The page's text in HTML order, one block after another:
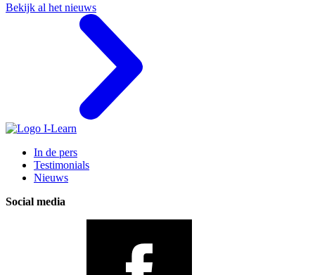
Bekijk al het nieuws
In de pers
Testimonials
Nieuws
Social media